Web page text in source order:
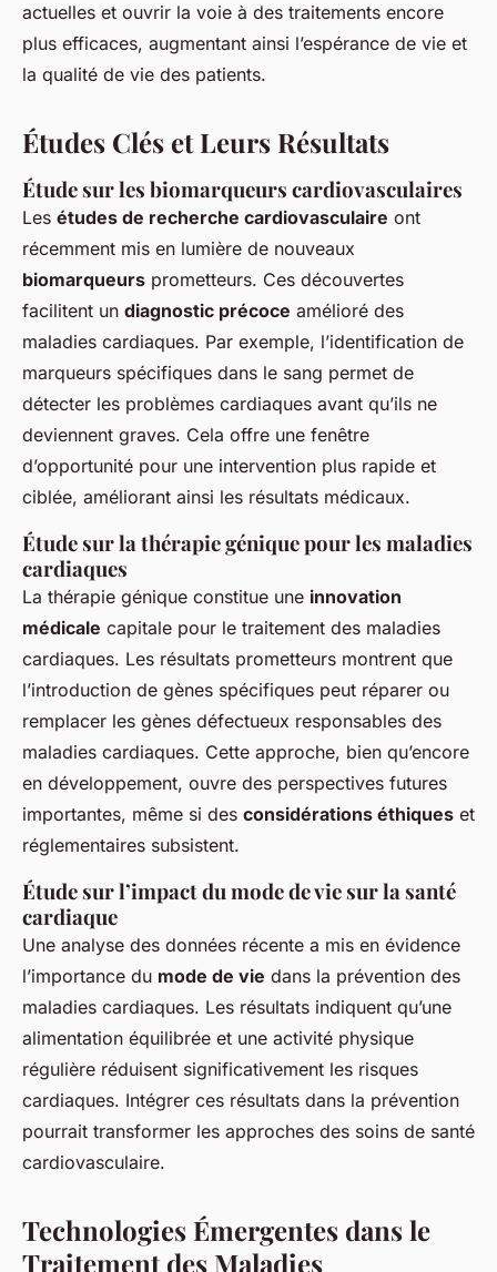
actuelles et ouvrir la voie à des traitements encore
plus efficaces, augmentant ainsi l’espérance de vie et
la qualité de vie des patients.
Études Clés et Leurs Résultats
Étude sur les biomarqueurs cardiovasculaires
Les études de recherche cardiovasculaire ont
récemment mis en lumière de nouveaux
biomarqueurs prometteurs. Ces découvertes
facilitent un diagnostic précoce amélioré des
maladies cardiaques. Par exemple, l’identification de
marqueurs spécifiques dans le sang permet de
détecter les problèmes cardiaques avant qu’ils ne
deviennent graves. Cela offre une fenêtre
d’opportunité pour une intervention plus rapide et
ciblée, améliorant ainsi les résultats médicaux.
Étude sur la thérapie génique pour les maladies
cardiaques
La thérapie génique constitue une innovation
médicale capitale pour le traitement des maladies
cardiaques. Les résultats prometteurs montrent que
l’introduction de gènes spécifiques peut réparer ou
remplacer les gènes défectueux responsables des
maladies cardiaques. Cette approche, bien qu’encore
en développement, ouvre des perspectives futures
importantes, même si des considérations éthiques et
réglementaires subsistent.
Étude sur l’impact du mode de vie sur la santé
cardiaque
Une analyse des données récente a mis en évidence
l’importance du mode de vie dans la prévention des
maladies cardiaques. Les résultats indiquent qu’une
alimentation équilibrée et une activité physique
régulière réduisent significativement les risques
cardiaques. Intégrer ces résultats dans la prévention
pourrait transformer les approches des soins de santé
cardiovasculaire.
Technologies Émergentes dans le
Traitement des Maladies